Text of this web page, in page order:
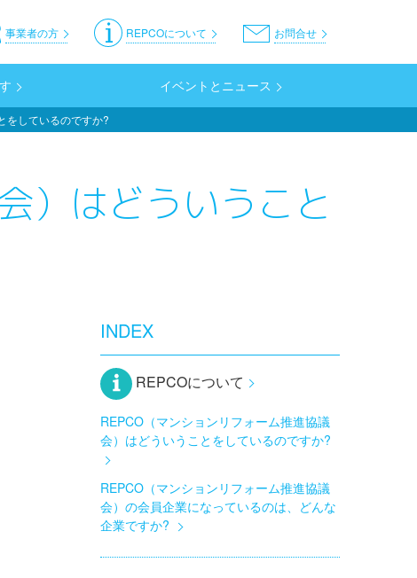
お問合せ
REPCOについて
事業者の方
イベントとニュース
をしているのですか?
）はどういうこと
INDEX
REPCOについて
REPCO（マンションリフォーム推進協議
会）はどういうことをしているのですか?
REPCO（マンションリフォーム推進協議
会）の会員企業になっているのは、どんな
企業ですか?